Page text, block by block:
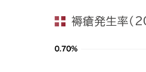
褥瘡発生率（